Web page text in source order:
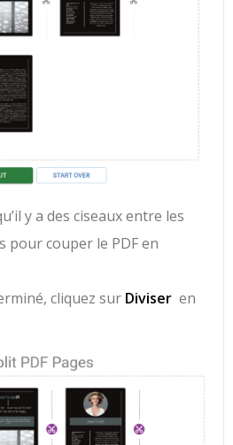
y a des ciseaux entre les
pour couper le PDF en
cliquez sur Diviser en